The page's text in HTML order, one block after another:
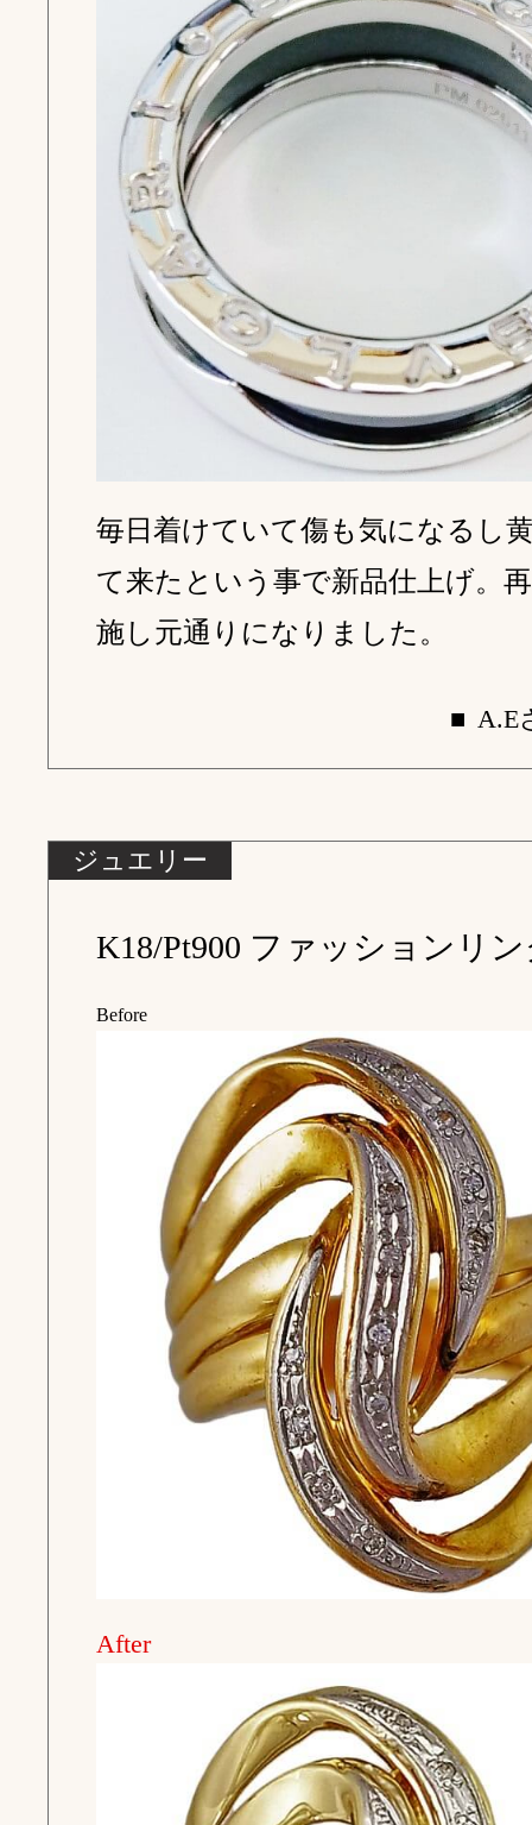
毎日着けていて傷も気になるし
て来たという事で新品仕上げ。
施し元通りになりました。
■ A.E
ジュエリー